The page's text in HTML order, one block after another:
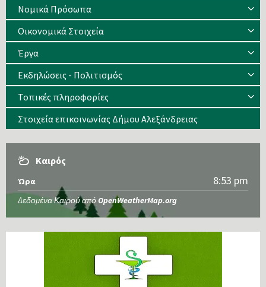
Νομικά Πρόσωπα
Οικονομικά Στοιχεία
Έργα
Εκδηλώσεις - Πολιτισμός
Τοπικές πληροφορίες
Στοιχεία επικοινωνίας Δήμου Αλεξάνδρειας
Καιρός
Ώρα 8:53 pm
Δεδομένα Καιρού από OpenWeatherMap.org